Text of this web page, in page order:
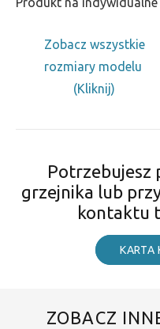
Zobacz wszystkie
rozmiary modelu
(Kliknij)
Potrzebujesz
grzejnika lub
kontaktu
KARTA
ZOBACZ